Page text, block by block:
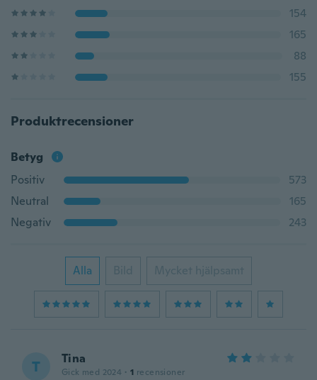
154
165
88
155
Produktrecensioner
Betyg
Positiv
573
Neutral
165
Negativ
243
Alla Bild Mycket hjälpsamt
T Tina
Gick med 2024 · 1 recensioner